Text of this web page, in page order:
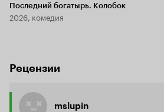
Последний богатырь. Колобок
2026, комедия
Рецензии
mslupin